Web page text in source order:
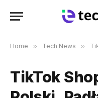
Home » Tech News »
TikTok